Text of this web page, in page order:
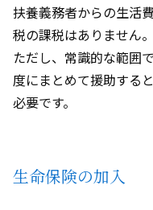
扶養義務者からの生活
税の課税はありません。
ただし、常識的な範囲
度にまとめて援助する
必要です。
生命保険の加入